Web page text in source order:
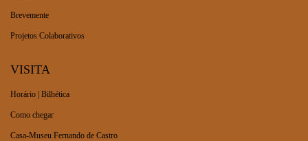
Brevemente
Projetos Colaborativos
VISITA
Horário | Bilhética
Como chegar
Casa-Museu Fernando de Castro